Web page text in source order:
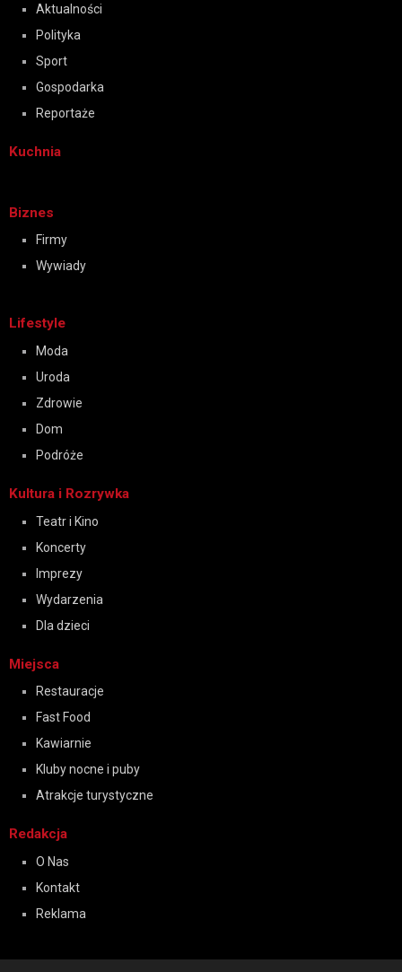
Aktualności
Polityka
Sport
Gospodarka
Reportaże
Kuchnia
Biznes
Firmy
Wywiady
Lifestyle
Moda
Uroda
Zdrowie
Dom
Podróże
Kultura i Rozrywka
Teatr i Kino
Koncerty
Imprezy
Wydarzenia
Dla dzieci
Miejsca
Restauracje
Fast Food
Kawiarnie
Kluby nocne i puby
Atrakcje turystyczne
Redakcja
O Nas
Kontakt
Reklama